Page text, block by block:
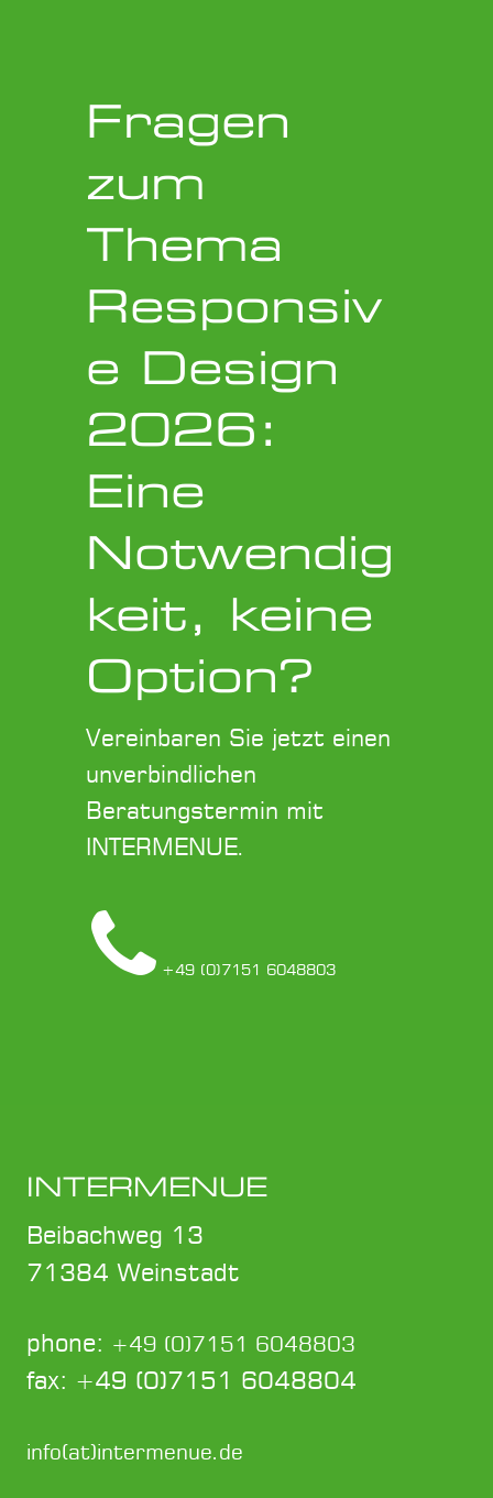
Fragen
zum
Thema
Responsiv
e Design
2026:
Eine
Notwendig
keit, keine
Option?
Vereinbaren Sie jetzt einen
unverbindlichen
Beratungstermin mit
INTERMENUE.
+49 (0)7151 6048803
INTERMENUE
Beibachweg 13
71384 Weinstadt
phone: +49 (0)7151 6048803
fax: +49 (0)7151 6048804
info(at)intermenue.de